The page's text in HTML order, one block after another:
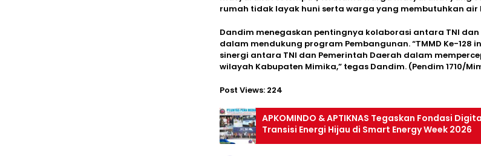
rumah tidak layak huni serta warga yang membutuhkan air
Dandim menegaskan pentingnya kolaborasi antara TNI dan
dalam mendukung program Pembangunan. “TMMD Ke-128
sinergi antara TNI dan Pemerintah Daerah dalam
wilayah Kabupaten Mimika,” tegas Dandim. (Pendim 1710/
Post Views: 224
APKOMINDO & APTIKNAS Tegaskan Fondasi
Transisi Energi Hijau di Smart Energy Week 2026